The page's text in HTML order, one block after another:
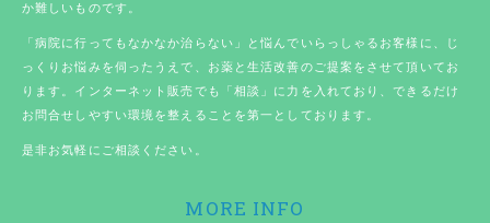
か難しいものです。
「病院に行ってもなかなか治らない」と悩んでいらっしゃるお客様に、じ
っくりお悩みを伺ったうえで、お薬と生活改善のご提案をさせて頂いてお
ります。インターネット販売でも「相談」に力を入れており、できるだけ
お問合せしやすい環境を整えることを第一としております。
是非お気軽にご相談ください。
MORE INFO